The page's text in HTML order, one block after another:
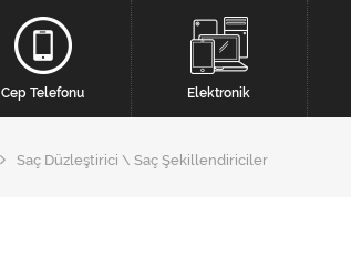
Cep Telefonu Elektronik
Saç Düzleştirici \ Saç Şekillendiriciler